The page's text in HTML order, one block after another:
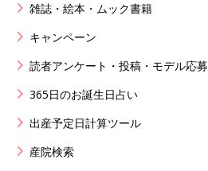
雑誌・絵本・ムック書籍
キャンペーン
読者アンケート・投稿・モデル応募
365日のお誕生日占い
出産予定日計算ツール
産院検索